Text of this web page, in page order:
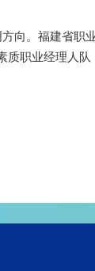
向。 福建省职
质职业经理人队